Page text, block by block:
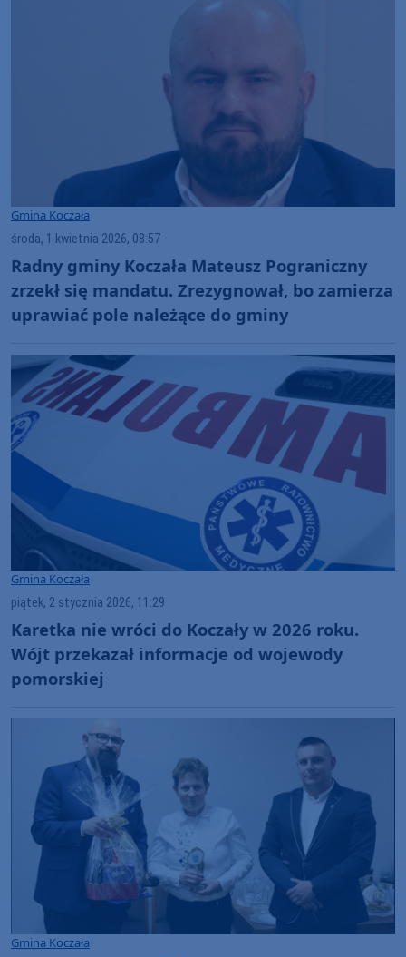
Gmina Koczała
środa, 1 kwietnia 2026, 08:57
Radny gminy Koczała Mateusz Pograniczny
zrzekł się mandatu. Zrezygnował, bo zamierza
uprawiać pole należące do gminy
Gmina Koczała
piątek, 2 stycznia 2026, 11:29
Karetka nie wróci do Koczały w 2026 roku.
Wójt przekazał informacje od wojewody
pomorskiej
Gmina Koczała